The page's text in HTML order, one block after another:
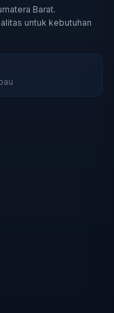
Barat.
untuk kebutuhan